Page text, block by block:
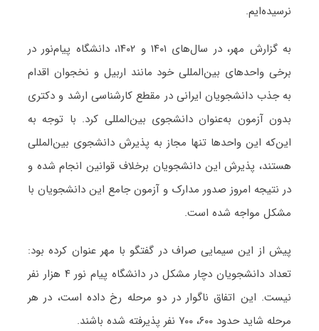
نرسیده‌ایم.
به گزارش مهر، در سال‌های ۱۴۰۱ و ۱۴۰۲، دانشگاه پیام‌نور در
برخی واحدهای بین‌المللی خود مانند اربیل و نخجوان اقدام
به جذب دانشجویان ایرانی در مقطع کارشناسی ارشد و دکتری
بدون آزمون به‌عنوان دانشجوی بین‌المللی کرد. با توجه به
این‌که این واحدها تنها مجاز به پذیرش دانشجوی بین‌المللی
هستند، پذیرش این دانشجویان برخلاف قوانین انجام شده و
در نتیجه امروز صدور مدارک و آزمون جامع این دانشجویان با
مشکل مواجه شده است.
پیش از این سیمایی صراف در گفتگو با مهر عنوان کرده بود:
تعداد دانشجویان دچار مشکل در دانشگاه پیام نور ۴ هزار نفر
نیست. این اتفاق ناگوار در دو مرحله رخ داده است، در هر
مرحله شاید حدود ۶۰۰، ۷۰۰ نفر پذیرفته شده باشند.